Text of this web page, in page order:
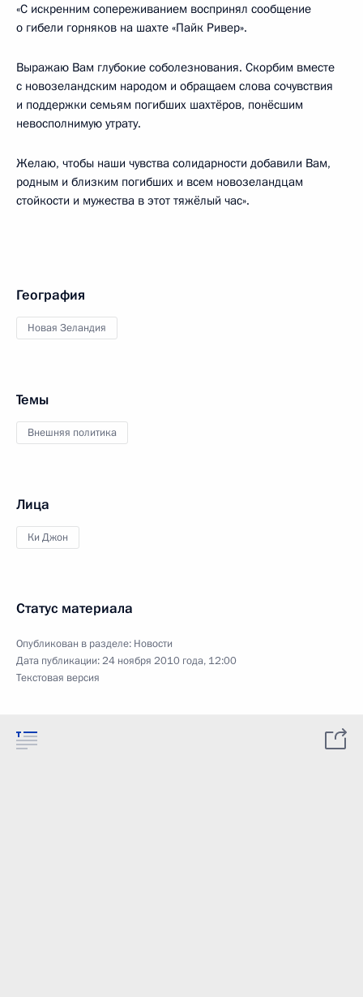
«С искренним сопереживанием воспринял сообщение
о гибели горняков на шахте «Пайк Ривер».
Выражаю Вам глубокие соболезнования. Скорбим вместе
с новозеландским народом и обращаем слова сочувствия
и поддержки семьям погибших шахтёров, понёсшим
невосполнимую утрату.
Желаю, чтобы наши чувства солидарности добавили Вам,
родным и близким погибших и всем новозеландцам
стойкости и мужества в этот тяжёлый час».
География
Новая Зеландия
Темы
Внешняя политика
Лица
Ки Джон
Статус материала
Опубликован в разделе: Новости
Дата публикации:24 ноября 2010 года, 12:00
Текстовая версия